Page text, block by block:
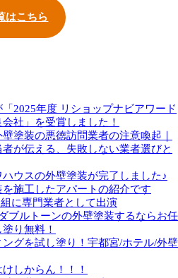
はこちら
「2025年度 リショップナビアワード
社」を受賞しました！
塗装の悪徳訪問業者の注意喚起｜
が伝える、失敗しない業者選びと
ウスの外壁塗装が完了しました♪
施工したアパートの紹介です
に専門業者として出演
ブルトーンの外壁塗装するならお任
り無料！
グを試し塗り！宇都宮/ホテル/外壁
しからん！！！